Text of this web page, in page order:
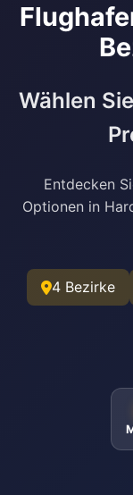
Wählen
Entdecken
Optionen in
4 Bezirke